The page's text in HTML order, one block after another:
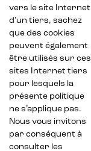
vers le site Internet
d’un tiers, sachez
que des cookies
peuvent également
être utilisés sur ces
sites Internet tiers
pour lesquels la
présente politique
ne s’applique pas.
Nous vous invitons
par conséquent à
consulter les